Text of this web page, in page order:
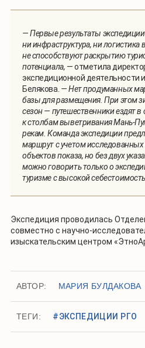
— Первые результаты
ни инфраструктура, ни логистика
не способствуют раскрытию
потенциала, — отметила
экспедиционной деятельности
Белякова. — Нет продуманных
базы для размещения. При этом
сезон — путешественники ездят
к столбам выветривания Мань-
рекам. Команда экспедиции
маршрут с учетом
объектов показа, но без двух
можно говорить только о
туризме с высокой
Экспедиция проводилась
совместно с научно-
изыскательским центром
АВТОР: МАРИЯ БУЛДАКОВА
ТЕГИ: #ЭКСПЕДИЦИИ РГО